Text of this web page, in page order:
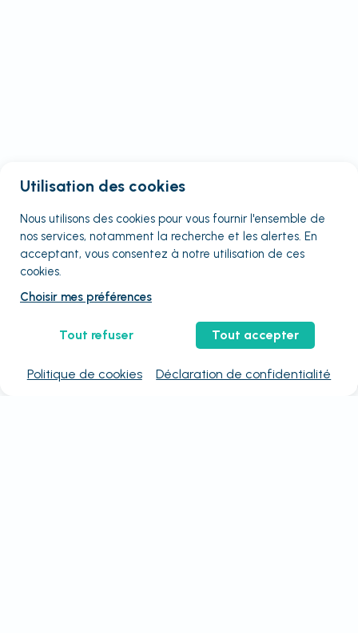
Utilisation des cookies
Nous utilisons des cookies pour vous fournir l'ensemble de
nos services, notamment la recherche et les alertes. En
acceptant, vous consentez à notre utilisation de ces
cookies.
Choisir mes préférences
Tout refuser Tout accepter
Politique de cookies Déclaration de confidentialité